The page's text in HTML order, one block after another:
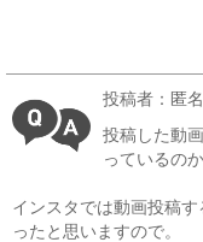
投稿者：匿名
投稿した動
っているの
インスタでは動画投稿
ったと思いますので。